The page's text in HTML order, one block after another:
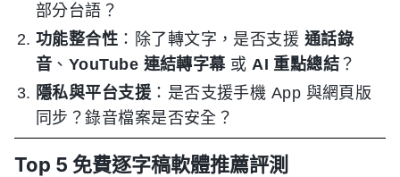
部分台語？
功能整合性 ：除了轉文字，是否支援 通話錄
音 、 YouTube 連結轉字幕或AI 重點總結 ？
隱私與平台支援 ：是否支援手機 App 與網頁版
同步？錄音檔案是否安全？
Top 5 免費逐字稿軟體推薦評測